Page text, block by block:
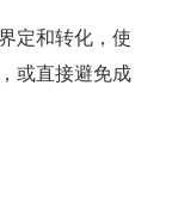
定和转化，使
或直接避免成